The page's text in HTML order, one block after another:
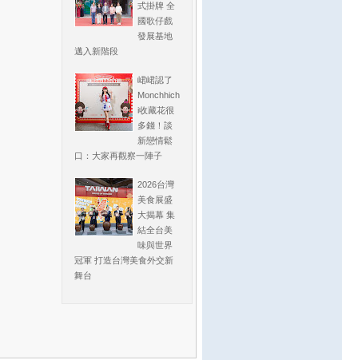
式掛牌 全
國歌仔戲
發展基地
邁入新階段
峮峮認了
Monchhich
i收藏花很
多錢！談
新戀情鬆
口：大家再觀察一陣子
2026台灣
美食展盛
大揭幕 集
結全台美
味與世界
冠軍 打造台灣美食外交新
舞台